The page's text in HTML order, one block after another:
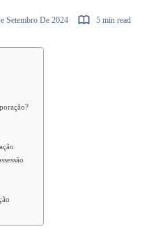
Setembro De 2024 5 min read